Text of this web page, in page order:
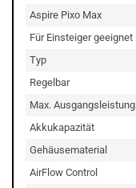
Aspire Pixo Max
Für Einsteiger geeignet
Typ
Regelbar
Max. Ausgangsleistung
Akkukapazität
Gehäusematerial
AirFlow Control